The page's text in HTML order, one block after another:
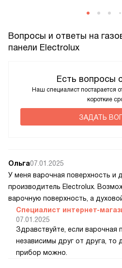
Вопросы и ответы на
панели Electrolux
Есть вопросы
Наш специалист постарается
короткие
ЗАДАТЬ
Ольга07.01.2025
У меня варочная поверхность и
производитель Electrolux.
варочную поверхность, а
Специалист интернет-
07.01.2025
Здравствуйте, если варочная
независимы друг от друга, то
прибор можно.